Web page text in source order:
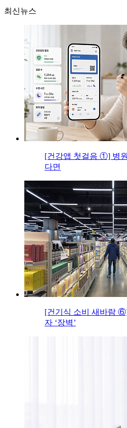
최신뉴스
[건강앱 첫걸음 ①] 병
다면
[건기식 소비 새바람 ⑥]
자 ‘장벽’